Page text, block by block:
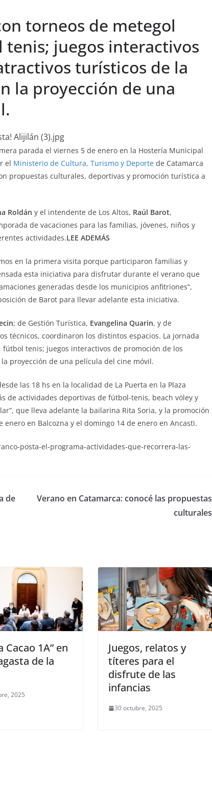
torneos de metegol
juegos interactivos
turísticos de la
la proyección de una
parada el viernes 5 de enero en la Hostería Municipal
el Ministerio de Cultura, Turismo y Deporte de Catamarca
propuestas culturales, deportivas y promoción turística a
Roldán y el intendente de Los Altos, Raúl Barot,
de vacaciones para las familias, jóvenes, niños y
actividades.LEE ADEMÁS
en la primera visita porque participaron familias y
esta iniciativa para disfrutar durante el verano que
generadas desde los municipios anfitriones”,
de Barot para llevar adelante esta iniciativa.
; de Gestión Turística, Evangelina Quarin, y de
técnicos, coordinaron los distintos espacios. La jornada
tenis; juegos interactivos de promoción de los
proyección de una película del cine móvil.
las 18 hs en la localidad de La Puerta en la Plaza
de actividades deportivas de fútbol-tenis, beach vóley y
que lleva adelante la bailarina Rita Soria, y la promoción
en Balcozna y el domingo 14 de enero en Ancasti.
posta-el-programa-actividades-que-recorrera-las-
de
Verano en Catamarca: conocé las propuestas
culturales
Cacao 1A” en
de la
2025
Juegos, relatos y
títeres para el
disfrute de las
infancias
30 octubre, 2025